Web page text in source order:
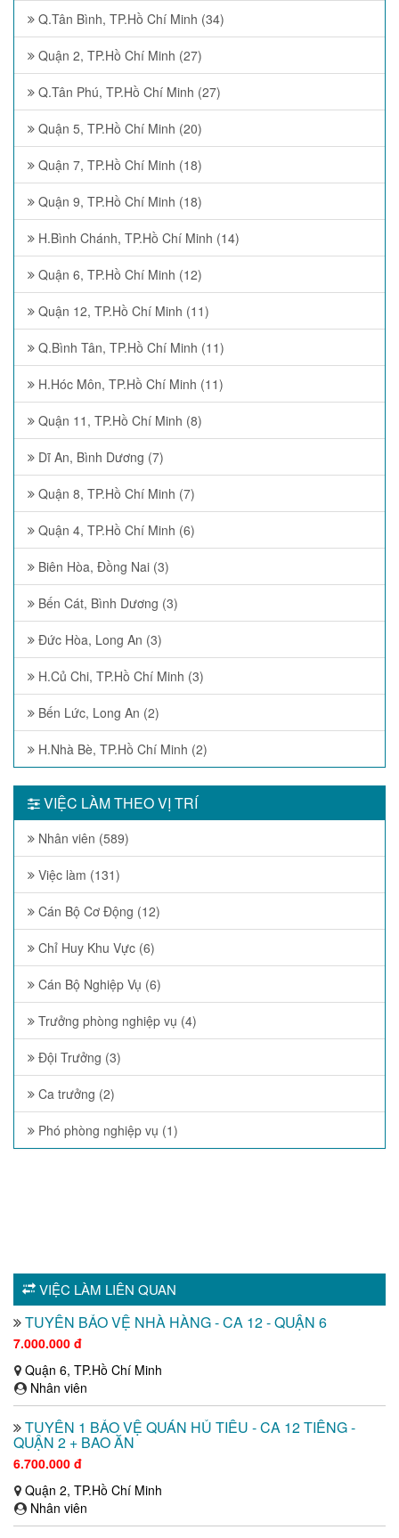
Q.Tân Bình, TP.Hồ Chí Minh (34)
Quận 2, TP.Hồ Chí Minh (27)
Q.Tân Phú, TP.Hồ Chí Minh (27)
Quận 5, TP.Hồ Chí Minh (20)
Quận 7, TP.Hồ Chí Minh (18)
Quận 9, TP.Hồ Chí Minh (18)
H.Bình Chánh, TP.Hồ Chí Minh (14)
Quận 6, TP.Hồ Chí Minh (12)
Quận 12, TP.Hồ Chí Minh (11)
Q.Bình Tân, TP.Hồ Chí Minh (11)
H.Hóc Môn, TP.Hồ Chí Minh (11)
Quận 11, TP.Hồ Chí Minh (8)
Dĩ An, Bình Dương (7)
Quận 8, TP.Hồ Chí Minh (7)
Quận 4, TP.Hồ Chí Minh (6)
Biên Hòa, Đồng Nai (3)
Bến Cát, Bình Dương (3)
Đức Hòa, Long An (3)
H.Củ Chi, TP.Hồ Chí Minh (3)
Bến Lức, Long An (2)
H.Nhà Bè, TP.Hồ Chí Minh (2)
VIỆC LÀM THEO VỊ TRÍ
Nhân viên (589)
Việc làm (131)
Cán Bộ Cơ Động (12)
Chỉ Huy Khu Vực (6)
Cán Bộ Nghiệp Vụ (6)
Trưởng phòng nghiệp vụ (4)
Đội Trưởng (3)
Ca trưởng (2)
Phó phòng nghiệp vụ (1)
VIỆC LÀM LIÊN QUAN
TUYỂN BẢO VỆ NHÀ HÀNG - CA 12 - QUẬN 6
7.000.000 đ
Quận 6, TP.Hồ Chí Minh
Nhân viên
TUYỂN 1 BẢO VỆ QUÁN HỦ TIẾU - CA 12 TIẾNG -
QUẬN 2 + BAO ĂN
6.700.000 đ
Quận 2, TP.Hồ Chí Minh
Nhân viên